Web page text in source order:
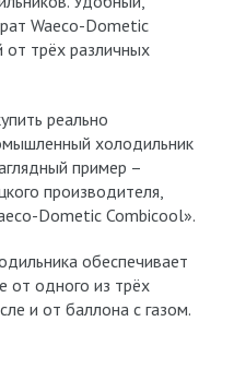
Waeco-Dometic
трёх различных
реально
холодильник
пример –
производителя,
Dometic Combicool».
обеспечивает
от одного из трёх
и от баллона с газом.